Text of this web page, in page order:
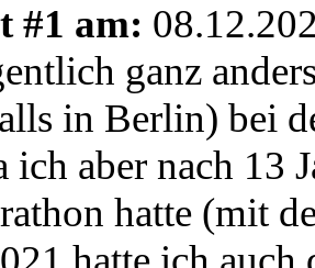
#1 am:
ganz
in Berlin) bei
ich aber nach 13
hatte (mit